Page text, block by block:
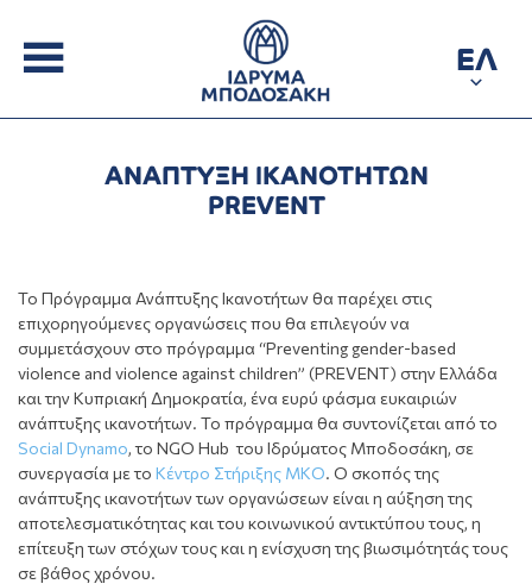
ΕΛ
ΑΝΑΠΤΥΞΗ ΙΚΑΝΟΤΗΤΩΝ
PREVENT
Το Πρόγραμμα Ανάπτυξης Ικανοτήτων θα παρέχει στις
επιχορηγούμενες οργανώσεις που θα επιλεγούν να
συμμετάσχουν στο πρόγραμμα “Preventing gender-based
violence and violence against children” (PREVENT) στην Ελλάδα
και την Κυπριακή Δημοκρατία, ένα ευρύ φάσμα ευκαιριών
ανάπτυξης ικανοτήτων. Το πρόγραμμα θα συντονίζεται από το
Social Dynamo, το NGO Hub του Ιδρύματος Μποδοσάκη, σε
συνεργασία με το Κέντρο Στήριξης ΜΚΟ. Ο σκοπός της
ανάπτυξης ικανοτήτων των οργανώσεων είναι η αύξηση της
αποτελεσματικότητας και του κοινωνικού αντικτύπου τους, η
επίτευξη των στόχων τους και η ενίσχυση της βιωσιμότητάς τους
σε βάθος χρόνου.